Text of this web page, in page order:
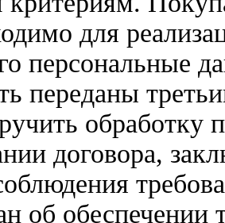
для
персональные
переданы
обработку
договора,
об